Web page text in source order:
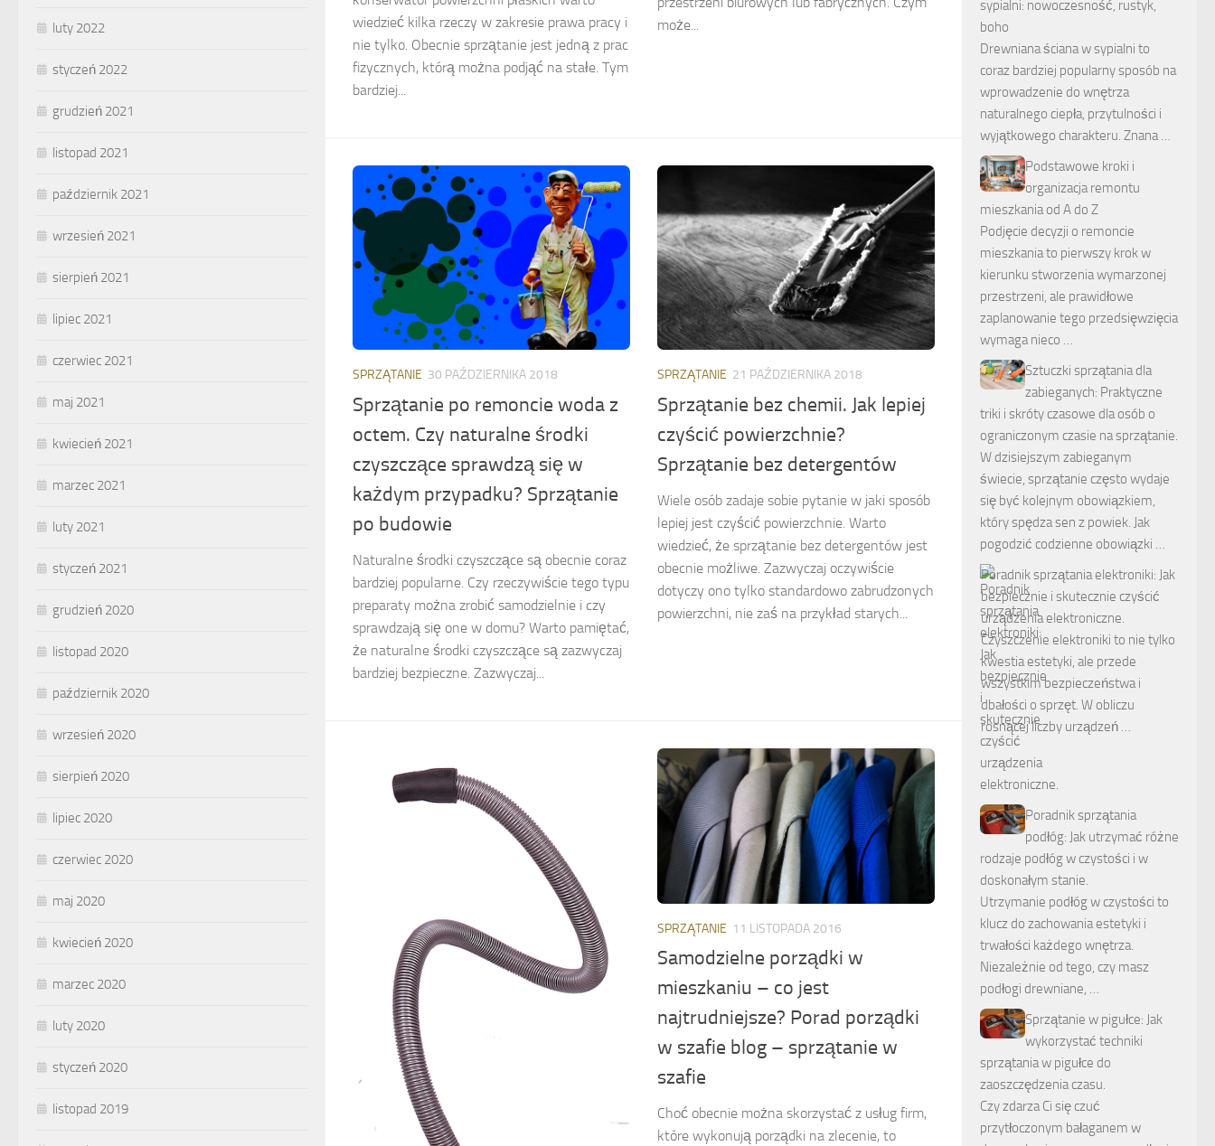
wiedzieć kilka rzeczy w zakresie prawa pracy i
nie tylko. Obecnie sprzątanie jest jedną z prac
fizycznych, którą można podjąć na stałe. Tym
bardziej...
może...
SPRZĄTANIE 30 PAŹDZIERNIKA 2018
Sprzątanie po remoncie woda z
octem. Czy naturalne środki
czyszczące sprawdzą się w
każdym przypadku? Sprzątanie
po budowie
Naturalne środki czyszczące są obecnie coraz
bardziej popularne. Czy rzeczywiście tego typu
preparaty można zrobić samodzielnie i czy
sprawdzają się one w domu? Warto pamiętać,
że naturalne środki czyszczące są zazwyczaj
bardziej bezpieczne. Zazwyczaj...
SPRZĄTANIE 21 PAŹDZIERNIKA 2018
Sprzątanie bez chemii. Jak lepiej
czyścić powierzchnie?
Sprzątanie bez detergentów
Wiele osób zadaje sobie pytanie w jaki sposób
lepiej jest czyścić powierzchnie. Warto
wiedzieć, że sprzątanie bez detergentów jest
obecnie możliwe. Zazwyczaj oczywiście
dotyczy ono tylko standardowo zabrudzonych
powierzchni, nie zaś na przykład starych...
SPRZĄTANIE 11 LISTOPADA 2016
Samodzielne porządki w
mieszkaniu – co jest
najtrudniejsze? Porad porządki
w szafie blog – sprzątanie w
szafie
Choć obecnie można skorzystać z usług firm,
które wykonują porządki na zlecenie, to
luty 2022
styczeń 2022
grudzień 2021
listopad 2021
październik 2021
wrzesień 2021
sierpień 2021
lipiec 2021
czerwiec 2021
maj 2021
kwiecień 2021
marzec 2021
luty 2021
styczeń 2021
grudzień 2020
listopad 2020
październik 2020
wrzesień 2020
sierpień 2020
lipiec 2020
czerwiec 2020
maj 2020
kwiecień 2020
marzec 2020
luty 2020
styczeń 2020
listopad 2019
sypialni: nowoczesność, rustyk,
boho
Drewniana ściana w sypialni to
coraz bardziej popularny sposób na
wprowadzenie do wnętrza
naturalnego ciepła, przytulności i
wyjątkowego charakteru. Znana …
Podstawowe kroki i
organizacja remontu
mieszkania od A do Z
Podjęcie decyzji o remoncie
mieszkania to pierwszy krok w
kierunku stworzenia wymarzonej
przestrzeni, ale prawidłowe
zaplanowanie tego przedsięwzięcia
wymaga nieco …
Sztuczki sprzątania dla
zabieganych: Praktyczne
triki i skróty czasowe dla osób o
ograniczonym czasie na sprzątanie.
W dzisiejszym zabieganym
świecie, sprzątanie często wydaje
się być kolejnym obowiązkiem,
który spędza sen z powiek. Jak
pogodzić codzienne obowiązki …
Poradnik sprzątania elektroniki: Jak
bezpiecznie i skutecznie czyścić
urządzenia elektroniczne.
Czyszczenie elektroniki to nie tylko
kwestia estetyki, ale przede
wszystkim bezpieczeństwa i
dbałości o sprzęt. W obliczu
rosnącej liczby urządzeń …
Poradnik sprzątania
podłóg: Jak utrzymać różne
rodzaje podłóg w czystości i w
doskonałym stanie.
Utrzymanie podłóg w czystości to
klucz do zachowania estetyki i
trwałości każdego wnętrza.
Niezależnie od tego, czy masz
podłogi drewniane, …
Sprzątanie w pigułce: Jak
wykorzystać techniki
sprzątania w pigułce do
zaoszczędzenia czasu.
Czy zdarza Ci się czuć
przytłoczonym bałaganem w